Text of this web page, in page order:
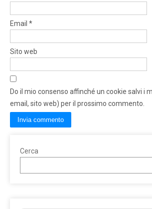
Email *
Sito web
Do il mio consenso affinché un cookie salvi i
email, sito web) per il prossimo commento.
Cerca